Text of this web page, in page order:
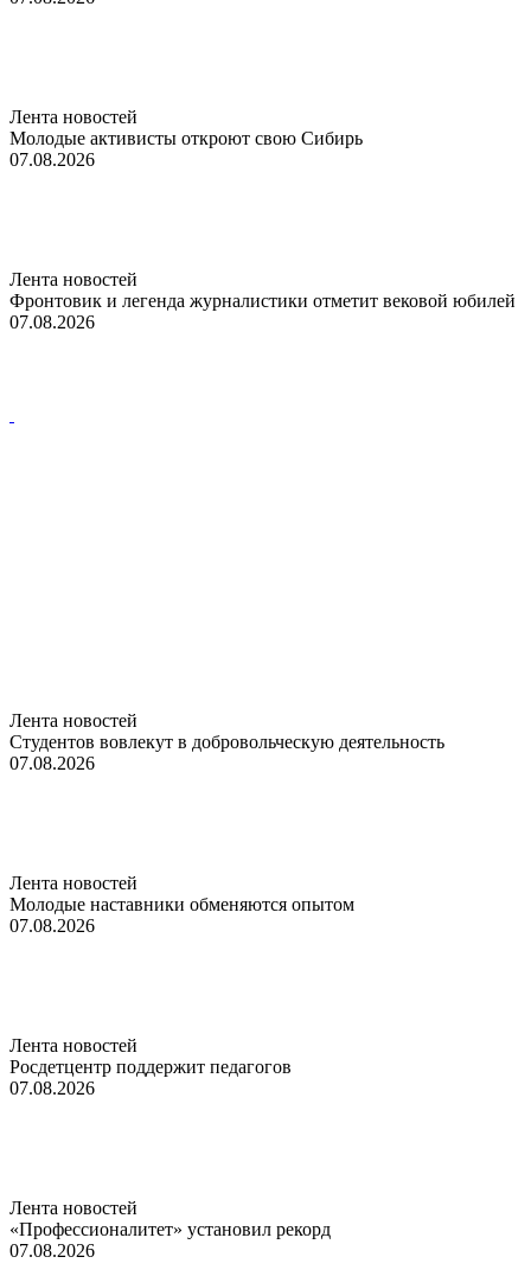
Лента новостей
Молодые активисты откроют свою Сибирь
07.08.2026
Лента новостей
Фронтовик и легенда журналистики отметит вековой юбилей
07.08.2026
Лента новостей
Студентов вовлекут в добровольческую деятельность
07.08.2026
Лента новостей
Молодые наставники обменяются опытом
07.08.2026
Лента новостей
Росдетцентр поддержит педагогов
07.08.2026
Лента новостей
«Профессионалитет» установил рекорд
07.08.2026